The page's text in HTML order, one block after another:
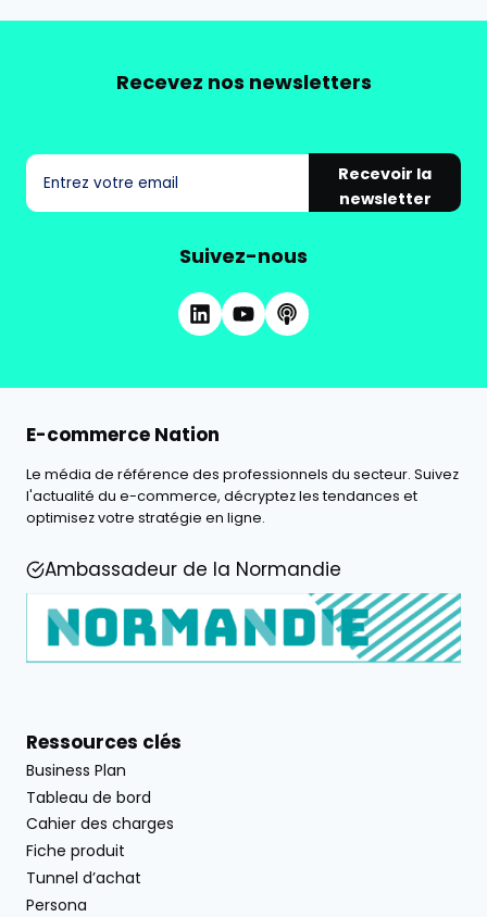
Recevez nos newsletters
Recevoir la
newsletter
Suivez-nous
E-commerce Nation
Le média de référence des professionnels du secteur. Suivez
l'actualité du e-commerce, décryptez les tendances et
optimisez votre stratégie en ligne.
Ambassadeur de la Normandie
Ressources clés
Business Plan
Tableau de bord
Cahier des charges
Fiche produit
Tunnel d’achat
Persona